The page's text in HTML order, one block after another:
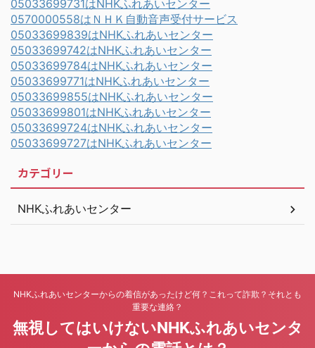
05033699731はNHKふれあいセンター
0570000558はＮＨＫ自動音声受付サービス
05033699839はNHKふれあいセンター
05033699742はNHKふれあいセンター
05033699784はNHKふれあいセンター
05033699771はNHKふれあいセンター
05033699855はNHKふれあいセンター
05033699801はNHKふれあいセンター
05033699724はNHKふれあいセンター
05033699727はNHKふれあいセンター
カテゴリー
NHKふれあいセンター
NHKふれあいセンターからの着信があったけど何？これって詐欺？それとも
重要な連絡？
無視してはいけないNHKふれあいセンタ